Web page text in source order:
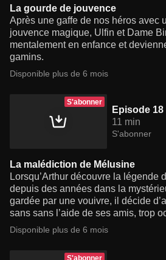
La gourde de jouvence
Après une gaffe de nos héros avec
jouvence magique, Ulfin et Dame
mentalement en enfance et
gamins.
Disponible plus de 6 mois
S'abonner
Episode 18
11 min
S'abonner
La malédiction de Mélusine
Lorsqu’Arthur découvre la légende
depuis des années dans la
gardée par une vouivre, il décide
sans sans l’aide de ses amis, trop
Disponible plus de 6 mois
S'abonner